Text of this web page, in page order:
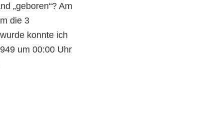
„geboren“? Am
die 3
konnte ich
um 00:00 Uhr